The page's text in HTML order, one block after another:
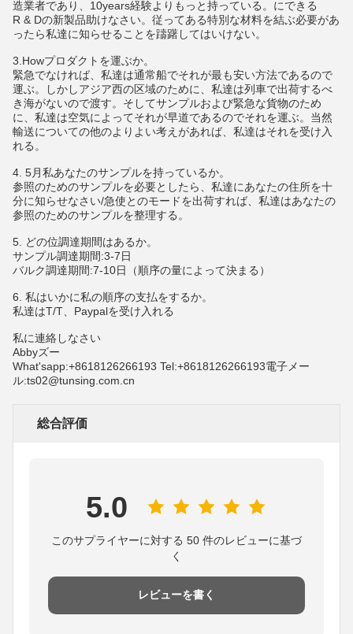
造業者であり、10years経験よりもっと持っている。にできる
R & Dの新製品助けなさい。従ってある特別な材料を結ぶ必要があ
ったら私達に知らせることを躊躇してはいけない。
3.Howプロダクトを運ぶか。
緊急でなければ、私達は通常船でそれが最も安い方法であるので
運ぶ。しかしアジア西の区域のために、私達は列車で出荷するべ
き海がないので渡す。そしてサンプルおよび緊急な貨物のため
に、私達は空気によってそれが早道であるのでそれを運ぶ。当然
輸送についての他のよりよい考えがあれば、私達はそれを受け入
れる。
4. 5月私あなたのサンプルを持っているか。
参照のためのサンプルを必要としたら、私達にあなたの住所を十
分に知らせなさい/急使とのモードを出荷すれば、私達はあなたの
参照のためのサンプルを整理する。
5. どの位調達期間はあるか。
サンプル調達期間:3-7日
バルク調達期間:7-10日（順序の量によって決まる）
6. 私はいかに私の順序の支払をするか。
私達はT/T、Paypalを受け入れる
私に連絡しなさい
Abbyズー
What'sapp:+8618126266193 Tel:+8618126266193電子メー
ル:ts02@tunsing.com.cn
総合評価
5.0
このサプライヤーに対する 50 件のレビューに基づ
く
レビューを書く